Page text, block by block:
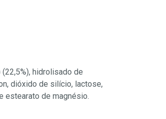
hidrolisado de
dióxido de silício, lactose,
estearato de magnésio.